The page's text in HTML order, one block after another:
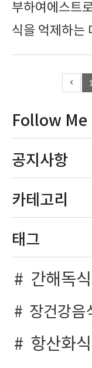
부하여에스트
식을 억제하는
Follow Me
공지사항
카테고리
태그
간해독
장건강음
항산화